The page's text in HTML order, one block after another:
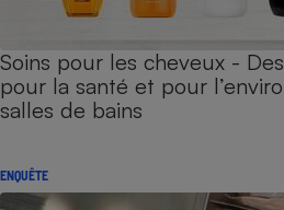
Soins pour les cheveux -
pour la santé et pour
salles de bains
ENQUÊTE